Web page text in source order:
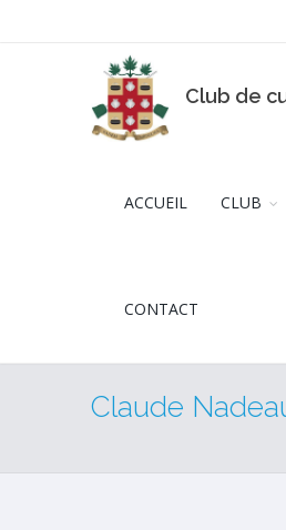
Club de
ACCUEIL CLUB
CONTACT
Claude